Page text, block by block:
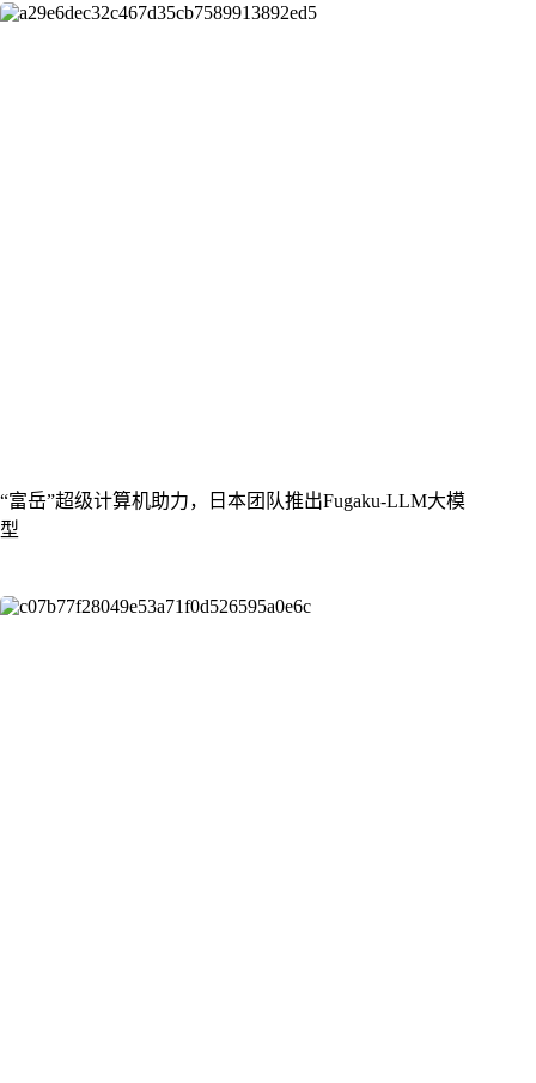
“富岳”超级计算机助力，日本团队推出Fugaku-LLM大模
型